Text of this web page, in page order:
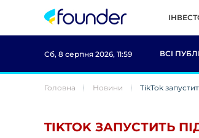
Сб, 8 серпня 2026, 11:59 ВСІ
Головна Новини TikTok
TIKTOK ЗАПУСТИТЬ